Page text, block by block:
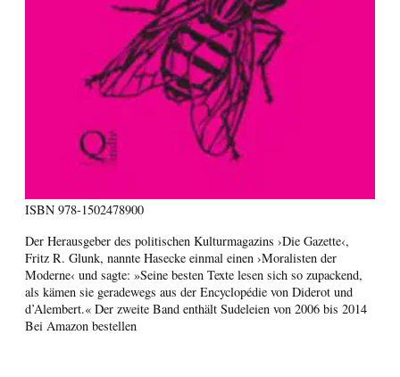
ISBN 978-1502478900
Der Herausgeber des politischen Kulturmagazins ›Die Gazette‹,
Fritz R. Glunk, nannte Hasecke einmal einen ›Moralisten der
Moderne‹ und sagte: »Seine besten Texte lesen sich so zupackend,
als kämen sie geradewegs aus der Encyclopédie von Diderot und
d’Alembert.« Der zweite Band enthält Sudeleien von 2006 bis 2014
Bei Amazon bestellen